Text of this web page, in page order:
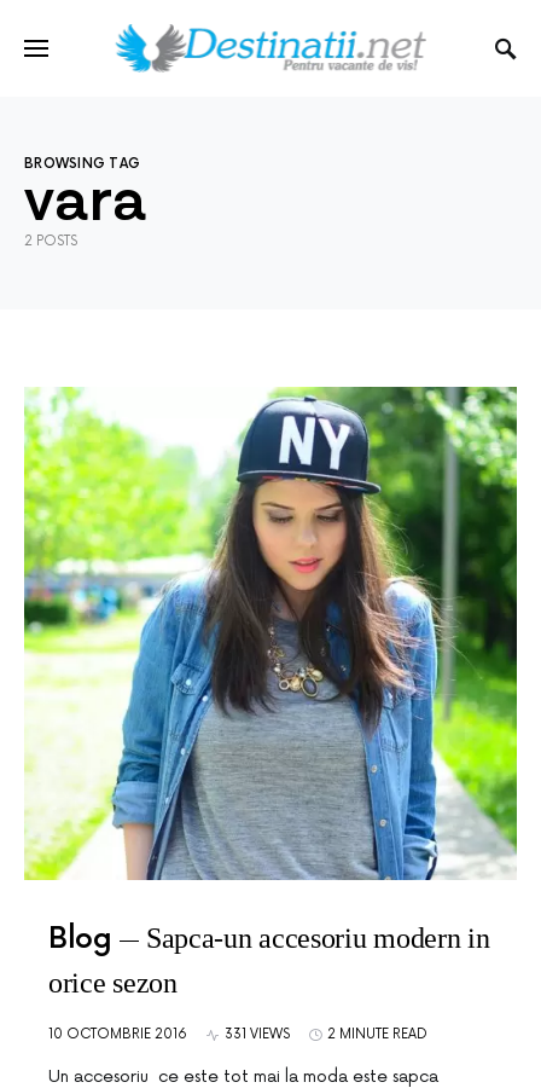
BROWSING TAG
vara
2 POSTS
Blog
Sapca-un accesoriu modern in
orice sezon
10 OCTOMBRIE 2016 331 VIEWS 2 MINUTE READ
Un accesoriu ce este tot mai la moda este sapca